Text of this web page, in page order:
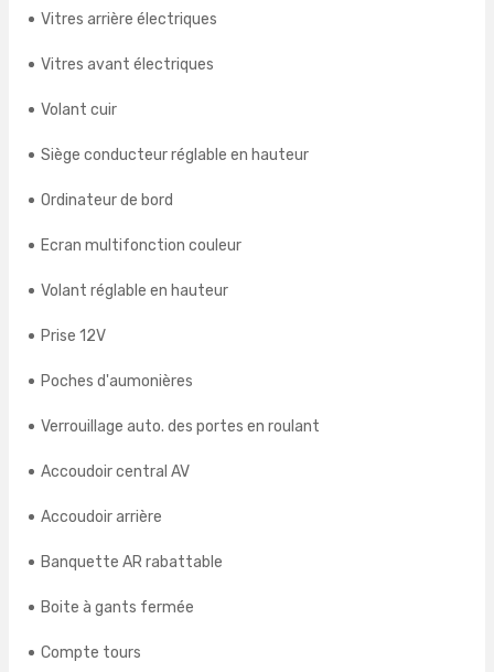
Vitres arrière électriques
Vitres avant électriques
Volant cuir
Siège conducteur réglable en hauteur
Ordinateur de bord
Ecran multifonction couleur
Volant réglable en hauteur
Prise 12V
Poches d'aumonières
Verrouillage auto. des portes en roulant
Accoudoir central AV
Accoudoir arrière
Banquette AR rabattable
Boite à gants fermée
Compte tours